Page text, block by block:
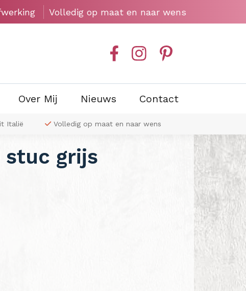
Volledig op maat en naar wens
Over Mij Nieuws Contact
Italië Volledig op maat en naar wens
stuc grijs